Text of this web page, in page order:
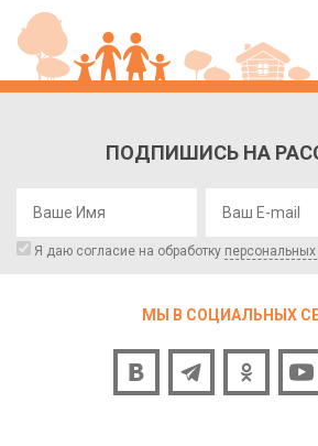
ПОДПИШИСЬ НА
Я даю согласие на обработку
МЫ В СОЦИАЛЬНЫХ